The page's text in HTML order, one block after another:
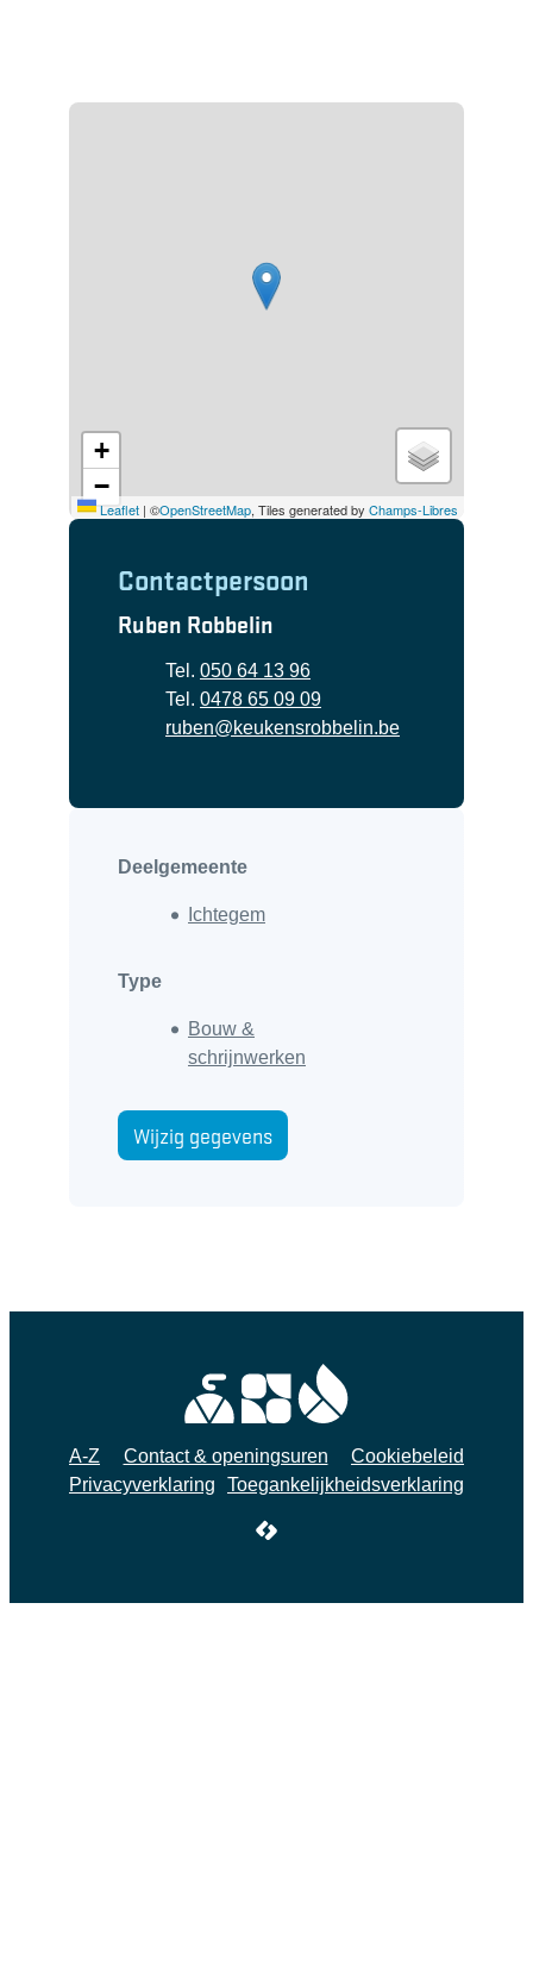
Stratenplan
+
−
Leaflet | ©OpenStreetMap, Tiles generated by Champs-Libres
Contactpersoon
Ruben Robbelin
050 64 13 96
0478 65 09 09
E-mailruben@keukensrobbelin.be
Deelgemeente
Ichtegem
Type
Bouw &
schrijnwerken
Wijzig gegevens
A-Z Contact & openingsuren
Cookiebeleid
Privacyverklaring
Toegankelijkheidsverklaring
LCP nv 2026 ©